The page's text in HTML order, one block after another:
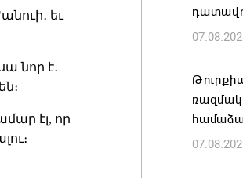
եւ
նոր է․
էլ, որ